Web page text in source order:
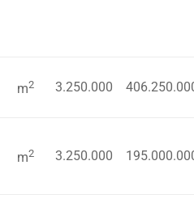
m2 3.250.000
m2 3.250.000